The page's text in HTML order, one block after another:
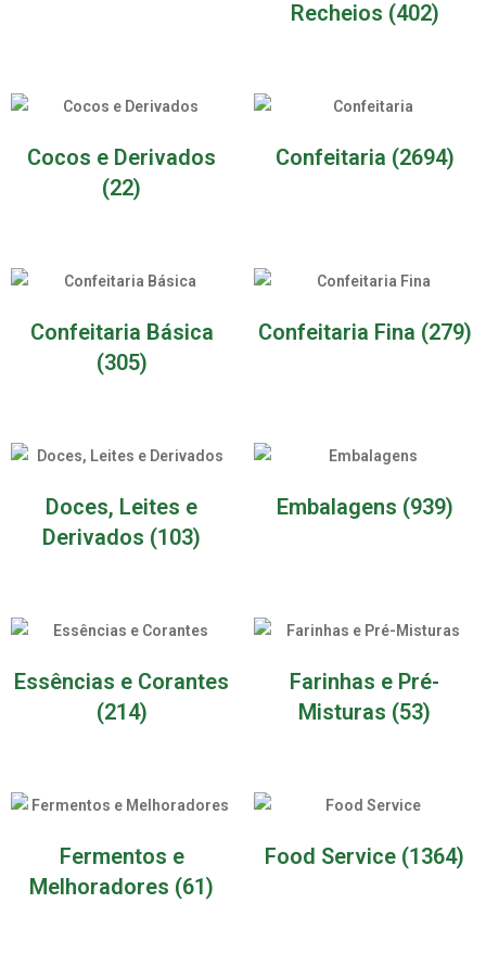
Recheios (402)
Cocos e Derivados
(22)
Confeitaria (2694)
Confeitaria Básica
(305)
Confeitaria Fina (279)
Doces, Leites e
Derivados (103)
Embalagens (939)
Essências e Corantes
(214)
Farinhas e Pré-
Misturas (53)
Fermentos e
Melhoradores (61)
Food Service (1364)